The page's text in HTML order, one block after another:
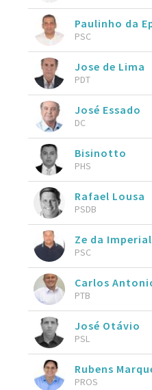
Paulinho da
PSC
Jose de Lima
PDT
José Essado
DC
Bisinotto
PHS
Rafael Lousa
PSDB
Ze da Imperial
PSC
Carlos
PTB
José Otávio
PSL
Rubens
PROS